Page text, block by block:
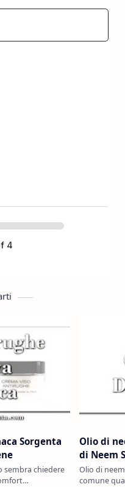
4
Sorgenta
sembra chiedere
Olio di
di Neem
Olio di
comune